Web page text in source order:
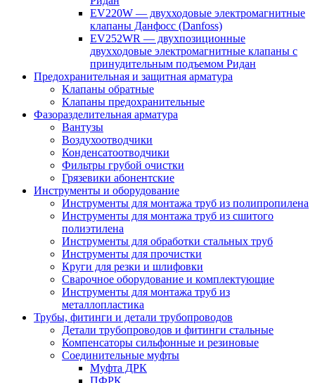
EV220W — двухходовые электромагнитные
клапаны Данфосс (Danfoss)
EV252WR — двухпозиционные
двухходовые электромагнитные клапаны с
принудительным подъемом Ридан
Предохранительная и защитная арматура
Клапаны обратные
Клапаны предохранительные
Фазоразделительная арматура
Вантузы
Воздухоотводчики
Конденсатоотводчики
Фильтры грубой очистки
Грязевики абонентские
Инструменты и оборудование
Инструменты для монтажа труб из полипропилена
Инструменты для монтажа труб из сшитого
полиэтилена
Инструменты для обработки стальных труб
Инструменты для прочистки
Круги для резки и шлифовки
Сварочное оборудование и комплектующие
Инструменты для монтажа труб из
металлопластика
Трубы, фитинги и детали трубопроводов
Детали трубопроводов и фитинги стальные
Компенсаторы сильфонные и резиновые
Соединительные муфты
Муфта ДРК
ПФРК